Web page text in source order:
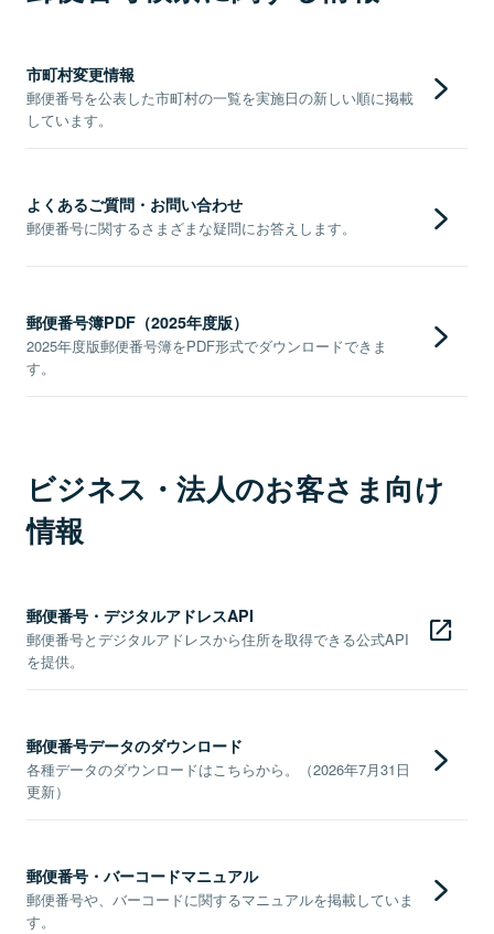
市町村変更情報
郵便番号を公表した市町村の一覧を実施日の新しい順に掲載
しています。
よくあるご質問・お問い合わせ
郵便番号に関するさまざまな疑問にお答えします。
郵便番号簿PDF（2025年度版）
2025年度版郵便番号簿をPDF形式でダウンロードできま
す。
ビジネス・法人のお客さま向け
情報
郵便番号・デジタルアドレスAPI
郵便番号とデジタルアドレスから住所を取得できる公式API
を提供。
郵便番号データのダウンロード
各種データのダウンロードはこちらから。（2026年7月31日
更新）
郵便番号・バーコードマニュアル
郵便番号や、バーコードに関するマニュアルを掲載していま
す。